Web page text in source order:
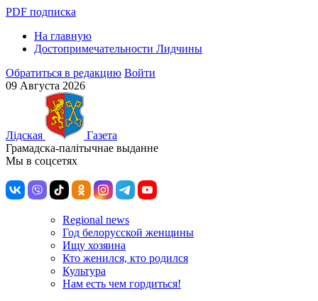
PDF подписка
На главную
Достопримечательности Лидчины
Обратиться в редакцию Войти
09 Августа 2026
Лiдская
Газета
Грамадска-палiтычнае выданне
Мы в соцсетях
Regional news
Год белорусской женщины
Ищу хозяина
Кто женился, кто родился
Культура
Нам есть чем гордиться!